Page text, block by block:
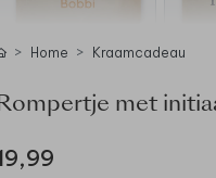
Home Kraamcadeau
met